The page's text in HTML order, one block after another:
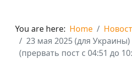
You are here: Home
23 мая 2025 (для
(прервать пост с 04:51 до